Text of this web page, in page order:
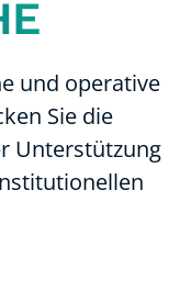
und operative
Sie die
Unterstützung